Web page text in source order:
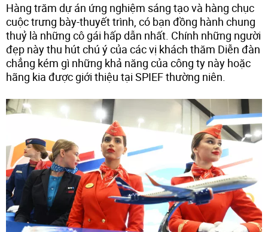
Hàng trăm dự án ứng nghiệm sáng tạo và hàng chục
cuộc trưng bày-thuyết trình, có bạn đồng hành chung
thuỷ là những cô gái hấp dẫn nhất. Chính những người
đẹp này thu hút chú ý của các vị khách thăm Diễn đàn
chẳng kém gì những khả năng của công ty này hoặc
hãng kia được giới thiệu tại SPIEF thường niên.